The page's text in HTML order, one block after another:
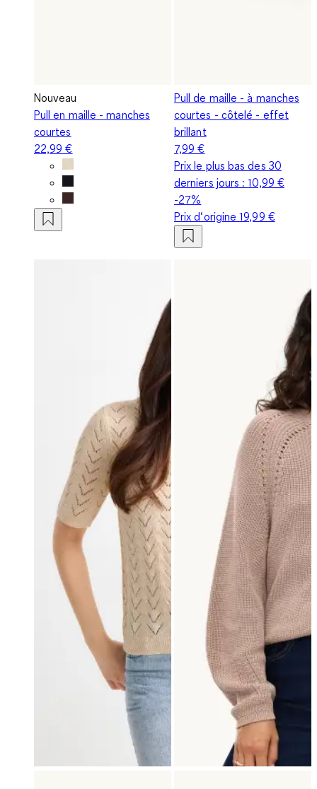
Nouveau
Pull en maille - manches
courtes
22,99 €
Pull de maille - à manches
courtes - côtelé - effet
brillant
7,99 €
Prix le plus bas des 30
derniers jours :10,99 €
-27%
Prix d‘origine19,99 €